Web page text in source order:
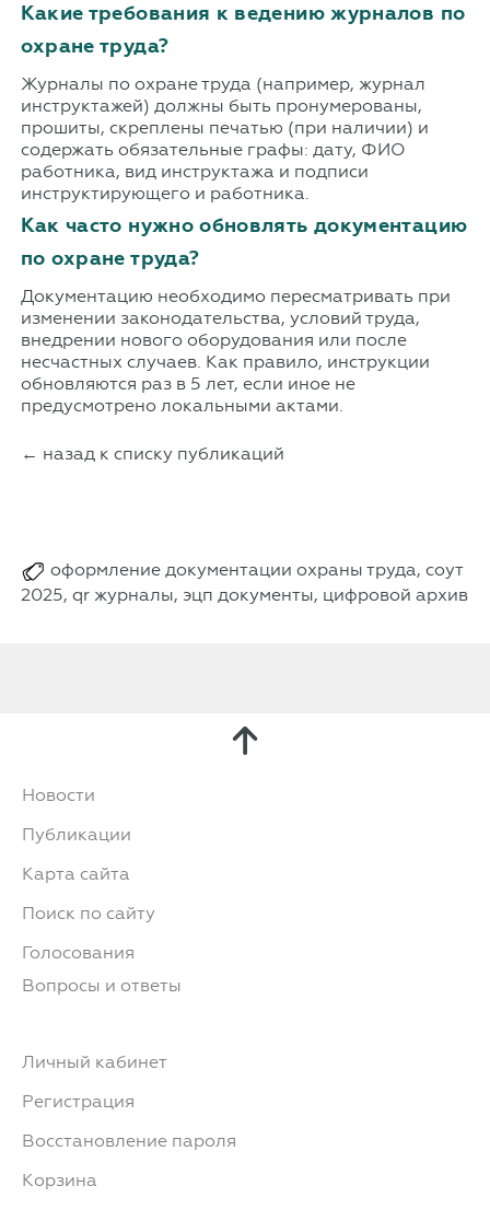
Какие требования к ведению журналов по
охране труда?
Журналы по охране труда (например, журнал
инструктажей) должны быть пронумерованы,
прошиты, скреплены печатью (при наличии) и
содержать обязательные графы: дату, ФИО
работника, вид инструктажа и подписи
инструктирующего и работника.
Как часто нужно обновлять документацию
по охране труда?
Документацию необходимо пересматривать при
изменении законодательства, условий труда,
внедрении нового оборудования или после
несчастных случаев. Как правило, инструкции
обновляются раз в 5 лет, если иное не
предусмотрено локальными актами.
← назад к списку публикаций
оформление документации охраны труда, соут
2025, qr журналы, эцп документы, цифровой архив
Новости
Публикации
Карта сайта
Поиск по сайту
Голосования
Вопросы и ответы
Личный кабинет
Регистрация
Восстановление пароля
Корзина